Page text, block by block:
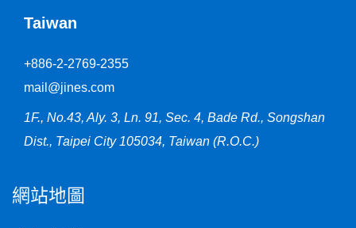
Taiwan
+886-2-2769-2355
mail@jines.com
1F., No.43, Aly. 3, Ln. 91, Sec. 4, Bade Rd., Songshan
Dist., Taipei City 105034, Taiwan (R.O.C.)
網站地圖